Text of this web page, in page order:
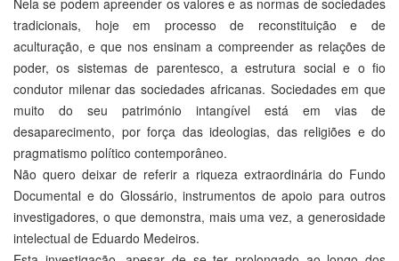
Nela se podem apreender os valores e as normas de sociedades
tradicionais, hoje em processo de reconstituição e de
aculturação, e que nos ensinam a compreender as relações de
poder, os sistemas de parentesco, a estrutura social e o fio
condutor milenar das sociedades africanas. Sociedades em que
muito do seu património intangível está em vias de
desaparecimento, por força das ideologias, das religiões e do
pragmatismo político contemporâneo.
Não quero deixar de referir a riqueza extraordinária do Fundo
Documental e do Glossário, instrumentos de apoio para outros
investigadores, o que demonstra, mais uma vez, a generosidade
intelectual de Eduardo Medeiros.